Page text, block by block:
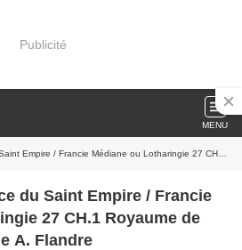
Publicité
MENU
Médiane ou Lotharingie 27 CH.1 Royaume de Francie Occidentale A. Flandre
du Saint Empire / Francie
27 CH.1 Royaume de
A. Flandre